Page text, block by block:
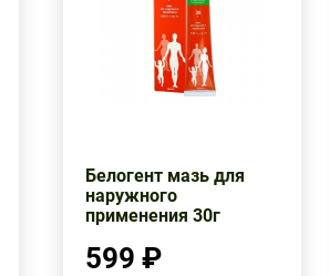
Белогент мазь для
наружного
применения 30г
599 ₽